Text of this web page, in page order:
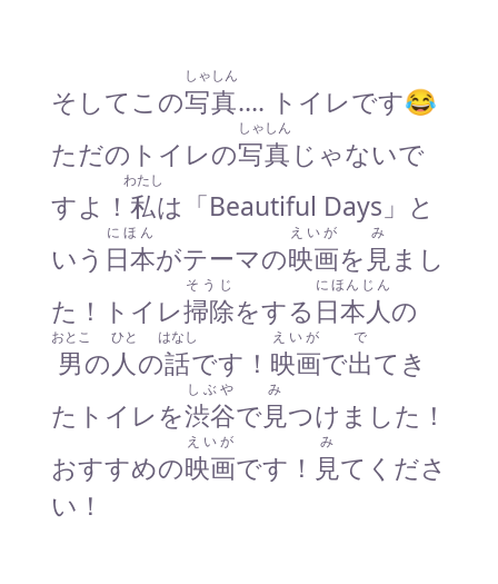
そしてこの写真
しゃしん
…. トイレです😂
ただのトイレの写真
しゃしん
じゃないで
すよ！ 私
わたし
は「Beautiful Days」と
いう 日本
にほん
がテーマの映画
えいが
を 見
み
まし
た！トイレ掃除
そうじ
をする 日本人
にほんじん
の
男
おとこ
の人
ひと
の話
はなし
です！ 映画
えいが
で出
で
てき
たトイレを渋谷
しぶや
で見
み
つけました！
おすすめの映画
えいが
です！ 見
み
てくださ
い！